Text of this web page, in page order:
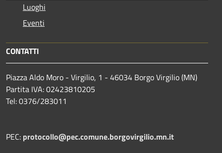
Luoghi
Eventi
CONTATTI
Piazza Aldo Moro - Virgilio, 1 - 46034 Borgo Virgilio (MN)
Partita IVA: 02423810205
Tel: 0376/283011
PEC: protocollo@pec.comune.borgovirgilio.mn.it